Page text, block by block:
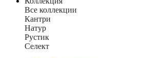
Все коллекции
Кантри
Натур
Рустик
Селект